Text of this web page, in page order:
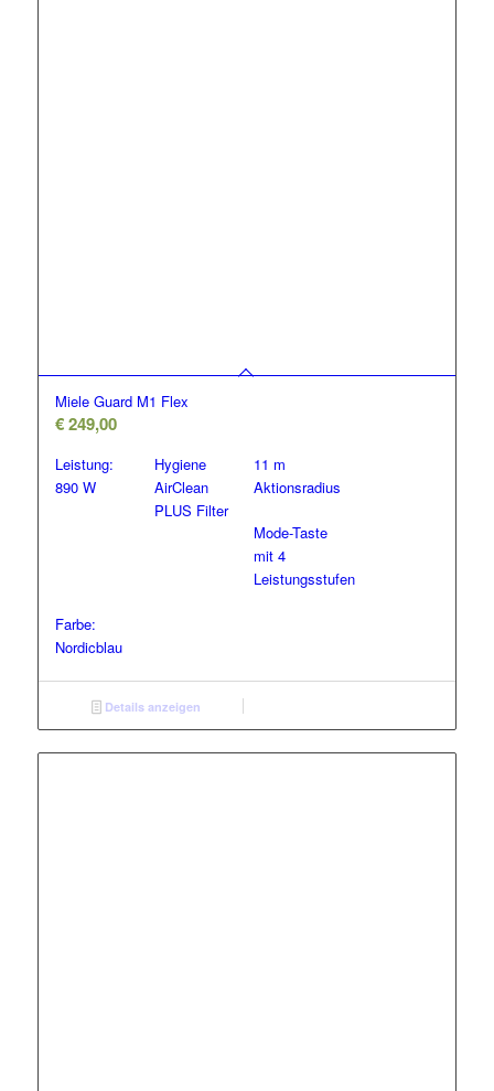
Miele Guard M1 Flex
€249,00
Leistung:
890 W
Hygiene
AirClean
PLUS Filter
11 m
Aktionsradius
Mode-Taste
mit 4
Leistungsstufen
Farbe:
Nordicblau
Details anzeigen